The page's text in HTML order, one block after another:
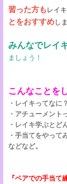
習った方も レイ
とをおすすめし
みんなでレイ
ましょう！
こんなことを
・レイキってなに？
・アチューメント
・レイキ学ぶとど
・手当てをやって
などなど。
『ペアでの手当